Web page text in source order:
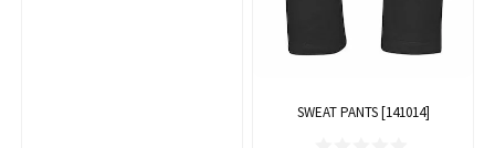
SWEAT PANTS [141014]